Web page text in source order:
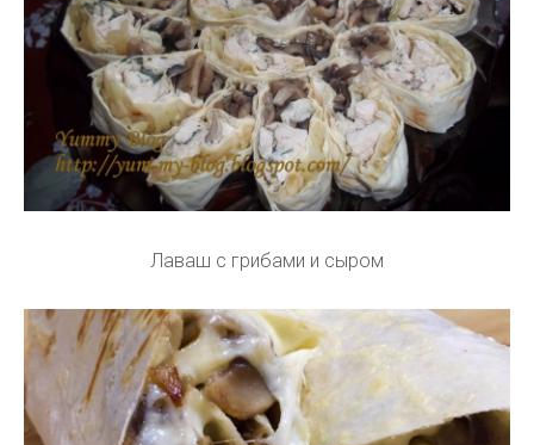
Лаваш с грибами и сыром